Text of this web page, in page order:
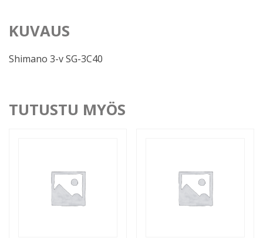
KUVAUS
Shimano 3-v SG-3C40
TUTUSTU MYÖS